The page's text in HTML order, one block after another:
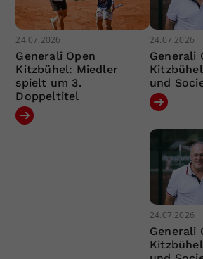
24.07.2026
Generali Open
Kitzbühel: Miedler
spielt um 3.
Doppeltitel
24.07.2026
Generali
und
24.07.2026
Generali